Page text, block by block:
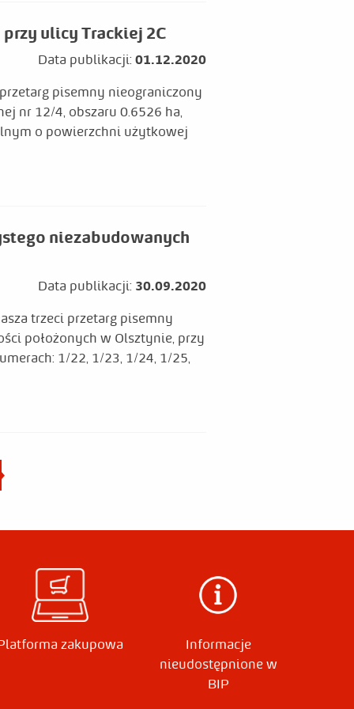
ulicy Trackiej 2C
Data publikacji: 01.12.2020
przetarg pisemny nieograniczony
nr 12/4, obszaru 0.6526 ha,
o powierzchni użytkowej
niezabudowanych
Data publikacji: 30.09.2020
trzeci przetarg pisemny
położonych w Olsztynie, przy
1/22, 1/23, 1/24, 1/25,
zakupowa
Informacje
nieudostępnione w
BIP